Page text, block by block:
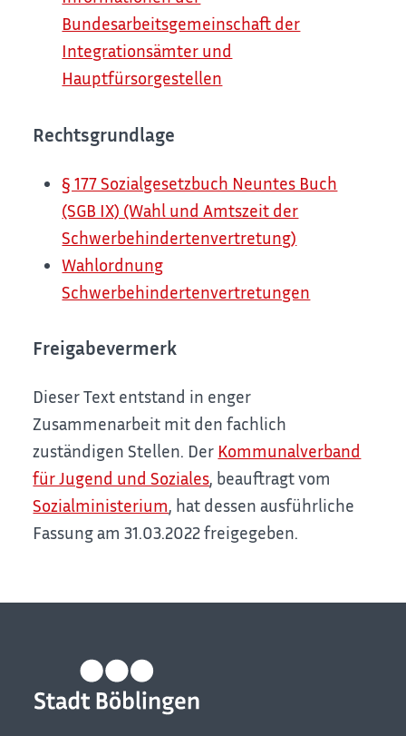
Bundesarbeitsgemeinschaft der
Integrationsämter und
Hauptfürsorgestellen
Rechtsgrundlage
§ 177 Sozialgesetzbuch Neuntes Buch
(SGB IX) (Wahl und Amtszeit der
Schwerbehindertenvertretung)
Wahlordnung
Schwerbehindertenvertretungen
Freigabevermerk
Dieser Text entstand in enger
Zusammenarbeit mit den fachlich
zuständigen Stellen. Der Kommunalverband
für Jugend und Soziales, beauftragt vom
Sozialministerium, hat dessen ausführliche
Fassung am 31.03.2022 freigegeben.